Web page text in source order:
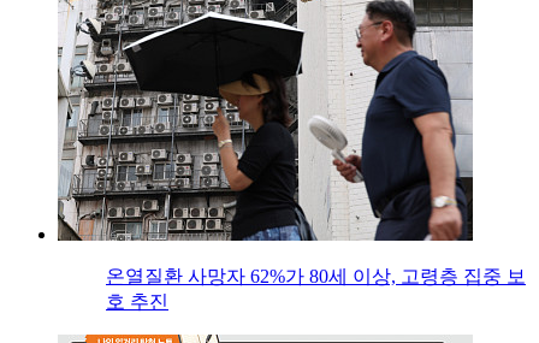
온열질환 사망자 62%가 80세 이상, 고령층 집중 보
호 추진